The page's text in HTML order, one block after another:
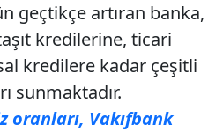
geçtikçe artıran banka,
kredilerine, ticari
kredilere kadar çeşitli
sunmaktadır.
oranları, Vakıfbank